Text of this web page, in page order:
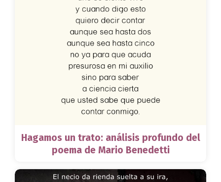
Hagamos un trato: análisis profundo del
poema de Mario Benedetti